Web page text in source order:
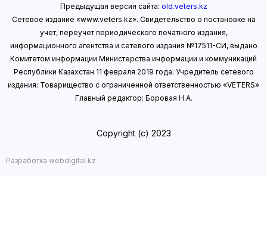
Предыдущая версия сайта: old.veters.kz
Сетевое издание «www.veters.kz». Свидетельство о постановке на
учет, переучет периодического печатного издания,
информационного агентства и сетевого издания №17511-СИ, выдано
Комитетом информации Министерства информации и коммуникаций
Республики Казахстан 11 февраля 2019 года. Учредитель сетевого
издания: Товарищество с ограниченной ответственностью «VETERS»
Главный редактор: Боровая Н.А.
Copyright (с) 2023
Разработка webdigital.kz